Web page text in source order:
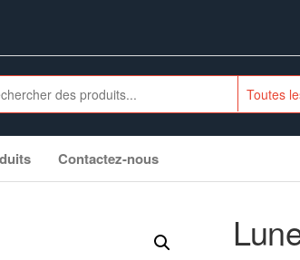
Contactez-nous